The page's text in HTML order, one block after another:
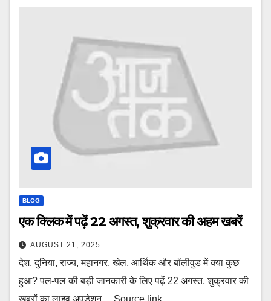
BLOG
एक क्लिक में पढ़ें 22 अगस्त, शुक्रवार की अहम खबरें
AUGUST 21, 2025
देश, दुनिया, राज्य, महानगर, खेल, आर्थिक और बॉलीवुड में क्या कुछ
हुआ? पल-पल की बड़ी जानकारी के लिए पढ़ें 22 अगस्त, शुक्रवार की